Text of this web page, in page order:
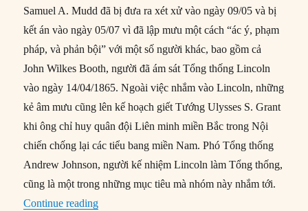
Samuel A. Mudd đã bị đưa ra xét xử vào ngày 09/05 và bị
kết án vào ngày 05/07 vì đã lập mưu một cách “ác ý, phạm
pháp, và phản bội” ​​với một số người khác, bao gồm cả
John Wilkes Booth, người đã ám sát Tổng thống Lincoln
vào ngày 14/04/1865. Ngoài việc nhắm vào Lincoln, những
kẻ âm mưu cũng lên kế hoạch giết Tướng Ulysses S. Grant
khi ông chỉ huy quân đội Liên minh miền Bắc trong Nội
chiến chống lại các tiểu bang miền Nam. Phó Tổng thống
Andrew Johnson, người kế nhiệm Lincoln làm Tổng thống,
cũng là một trong những mục tiêu mà nhóm này nhắm tới.
Continue reading“05/07/1865: Andrew Johnson ký lệnh hành